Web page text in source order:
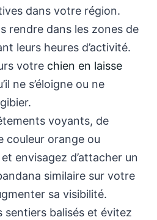
dans votre région.
rendre dans les zones de
leurs heures d’activité.
votre chien en laisse
ne s’éloigne ou ne
voyants, de
couleur orange ou
envisagez d’attacher un
similaire sur votre
sa visibilité.
sentiers balisés et évitez